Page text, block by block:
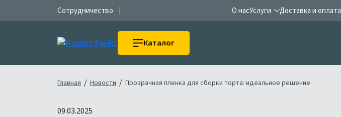
Сотрудничество О насУслуги Доставка и оплата
Каталог
Главная / Новости / Прозрачная пленка для сборки торта: идеальное решение
09.03.2025